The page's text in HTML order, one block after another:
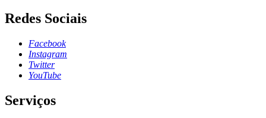
Redes Sociais
Facebook
Instagram
Twitter
YouTube
Serviços